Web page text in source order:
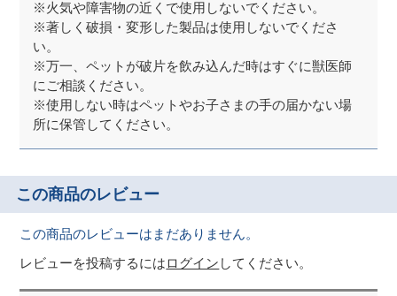
※火気や障害物の近くで使用しないでください。
※著しく破損・変形した製品は使用しないでくださ
い。
※万一、ペットが破片を飲み込んだ時はすぐに獣医師
にご相談ください。
※使用しない時はペットやお子さまの手の届かない場
所に保管してください。
この商品のレビュー
この商品のレビューはまだありません。
レビューを投稿するにはログイン してください。